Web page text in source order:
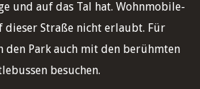
und auf das Tal hat. Wohnmobile-
dieser Straße nicht erlaubt. Für
den Park auch mit den berühmten
besuchen.